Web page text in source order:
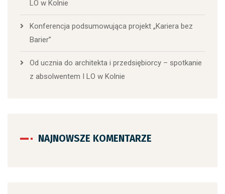
LO w Kolnie
Konferencja podsumowująca projekt „Kariera bez
Barier”
Od ucznia do architekta i przedsiębiorcy – spotkanie
z absolwentem I LO w Kolnie
NAJNOWSZE KOMENTARZE